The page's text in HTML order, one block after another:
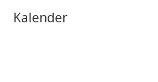
Kalender